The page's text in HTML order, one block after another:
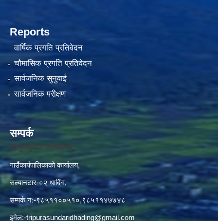
Reports
वार्षिक प्रगति प्रतिवेदन
चौमासिक प्रगति प्रतिवेदन
सार्वजनिक सुनुवाई
सार्वजनिक परीक्षण
सम्पर्क
त्रिपुरासुन्दरी गाउँपालिका ,
गाउँकार्यपालिकाको कार्यालय,
सल्यानटार-०२ धादिंग,
सम्पर्क न:-९८५११००५१०,९८५११४७७४८
इमेल:-tripurasundaridhading@gmail.com